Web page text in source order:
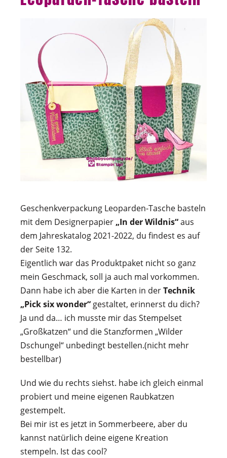
Geschenkverpackung Leoparden-Tasche basteln
mit dem Designerpapier „In der Wildnis“aus
dem Jahreskatalog 2021-2022, du findest es auf
der Seite 132.
Eigentlich war das Produktpaket nicht so ganz
mein Geschmack, soll ja auch mal vorkommen.
Dann habe ich aber die Karten in derTechnik
„Pick six wonder“ gestaltet, erinnerst du dich?
Ja und da… ich musste mir das Stempelset
„Großkatzen“ und die Stanzformen „Wilder
Dschungel“ unbedingt bestellen.(nicht mehr
bestellbar)
Und wie du rechts siehst. habe ich gleich einmal
probiert und meine eigenen Raubkatzen
gestempelt.
Bei mir ist es jetzt in Sommerbeere, aber du
kannst natürlich deine eigene Kreation
stempeln. Ist das cool?